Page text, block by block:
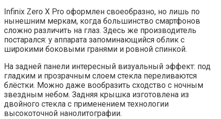
Infinix Zero X Pro оформлен своеобразно, но лишь по
нынешним меркам, когда большинство смартфонов
сложно различить на глаз. Здесь же производитель
постарался: у аппарата запоминающийся облик с
широкими боковыми гранями и ровной спинкой.
На задней панели интересный визуальный эффект: под
гладким и прозрачным слоем стекла переливаются
блёстки. Можно даже вообразить сходство с ночным
звездным небом. Задняя крышка изготовлена из
двойного стекла с применением технологии
высокоточной нанолитографии.